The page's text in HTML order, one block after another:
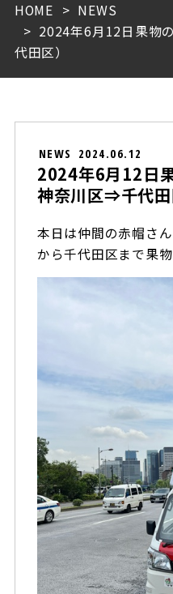
HOME
NEWS
2024年6月12日果物
代田区）
NEWS 2024.06.12
2024年6月12日
神奈川区⇒千代田
本日は仲間の赤帽さ
から千代田区まで果